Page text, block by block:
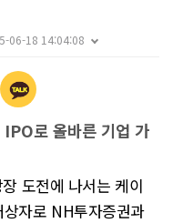
06-18 14:04:08
로 올바른 기업 가
도전에 나서는 케이
자로 NH투자증권과